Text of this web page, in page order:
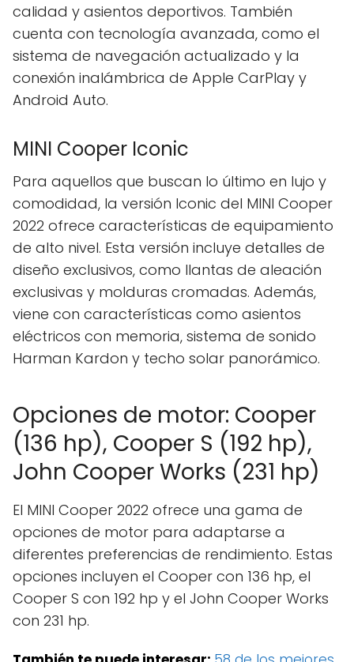
calidad y asientos deportivos. También
cuenta con tecnología avanzada, como el
sistema de navegación actualizado y la
conexión inalámbrica de Apple CarPlay y
Android Auto.
MINI Cooper Iconic
Para aquellos que buscan lo último en lujo y
comodidad, la versión Iconic del MINI Cooper
2022 ofrece características de equipamiento
de alto nivel. Esta versión incluye detalles de
diseño exclusivos, como llantas de aleación
exclusivas y molduras cromadas. Además,
viene con características como asientos
eléctricos con memoria, sistema de sonido
Harman Kardon y techo solar panorámico.
Opciones de motor: Cooper
(136 hp), Cooper S (192 hp),
John Cooper Works (231 hp)
El MINI Cooper 2022 ofrece una gama de
opciones de motor para adaptarse a
diferentes preferencias de rendimiento. Estas
opciones incluyen el Cooper con 136 hp, el
Cooper S con 192 hp y el John Cooper Works
con 231 hp.